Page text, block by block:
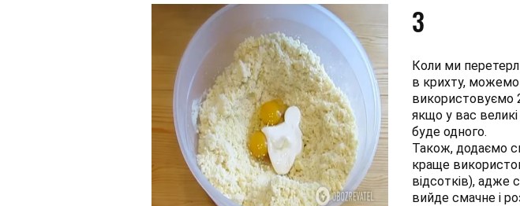
3
Коли ми
в крихту,
використовуємо
якщо у вас
буде одного.
Також, додаємо
краще
відсотків), адже
вийде смачне і